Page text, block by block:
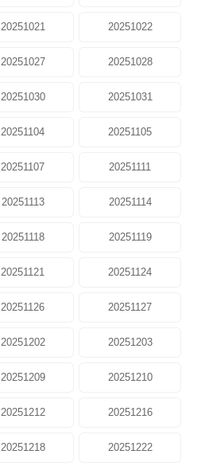
20251021 20251022
20251027 20251028
20251030 20251031
20251104 20251105
20251107 20251111
20251113 20251114
20251118 20251119
20251121 20251124
20251126 20251127
20251202 20251203
20251209 20251210
20251212 20251216
20251218 20251222